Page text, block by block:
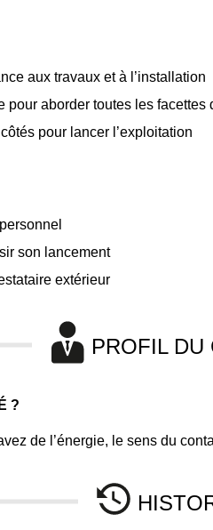
aux travaux et à l’installation
aborder toutes les facettes
pour lancer l’exploitation
son lancement
extérieur
PROFIL DU
?
de l’énergie, le sens du